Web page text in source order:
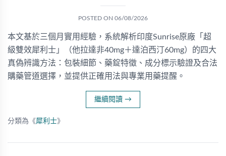
POSTED ON 06/08/2026
本文基於三個月實用經驗，系統解析印度Sunrise原廠「超
級雙效犀利士」（他拉達非40mg＋達泊西汀60mg）的四大
真偽辨識方法：包裝細節、藥錠特徵、成分標示驗證及合法
購藥管道選擇，並提供正確用法與專業用藥提醒。
繼續閱讀 →
分類為《犀利士》